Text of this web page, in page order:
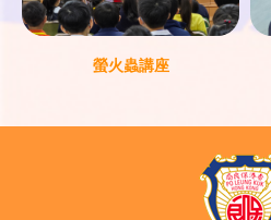
螢火蟲講座